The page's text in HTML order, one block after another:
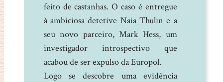
feito de castanhas. O caso é entregue
à ambiciosa detetive Naia Thulin e a
seu novo parceiro, Mark Hess, um
investigador introspectivo que
acabou de ser expulso da Europol.
Logo se descobre uma evidência